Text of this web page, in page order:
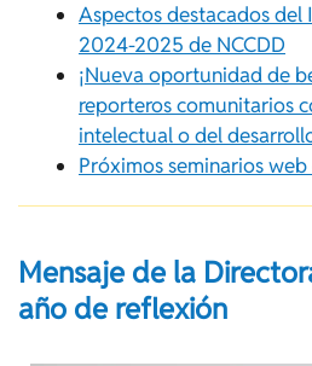
Aspectos destacados
2024-2025 de NCCDD
¡Nueva oportunidad de
reporteros comunitarios
intelectual o del
Próximos seminarios
Mensaje de la
año de reflexión